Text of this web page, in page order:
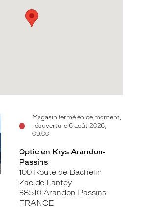
Magasin fermé en ce moment,
réouverture 6 août 2026,
09:00
Opticien Krys Arandon-
Passins
100 Route de Bachelin
Zac de Lantey
38510 Arandon Passins
FRANCE